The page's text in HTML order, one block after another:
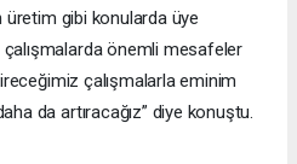
üretim gibi konularda üye
önemli mesafeler
çalışmalarla eminim
da artıracağız” diye konuştu.